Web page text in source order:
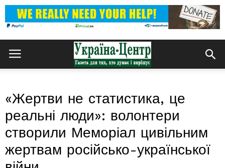
«Жертви не статистика, це
реальні люди»: волонтери
створили Меморіал цивільним
жертвам російсько-української